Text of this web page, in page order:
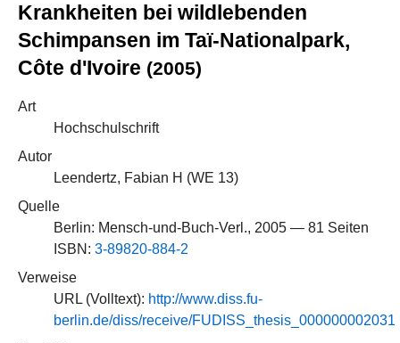
Krankheiten bei wildlebenden
Schimpansen im Taï-Nationalpark,
Côte d'Ivoire (2005)
Art
Hochschulschrift
Autor
Leendertz, Fabian H (WE 13)
Quelle
Berlin: Mensch-und-Buch-Verl., 2005 — 81 Seiten
ISBN: 3-89820-884-2
Verweise
URL (Volltext): http://www.diss.fu-
berlin.de/diss/receive/FUDISS_thesis_000000002031